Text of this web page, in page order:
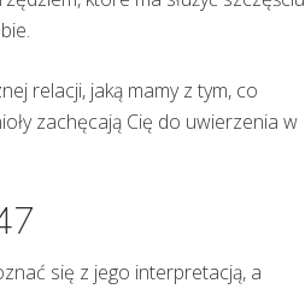
relacji, jaką mamy z tym, co
zachęcają Cię do uwierzenia w
się z jego interpretacją, a